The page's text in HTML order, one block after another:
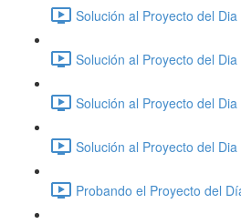
Solución al Proyecto del
Solución al Proyecto del
Solución al Proyecto del
Solución al Proyecto del
Probando el Proyecto del